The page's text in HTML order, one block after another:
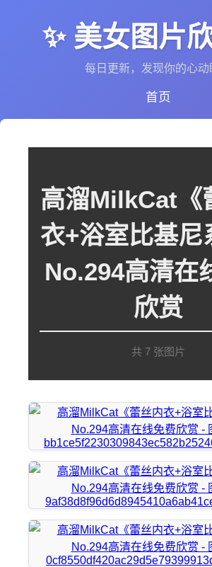
✨ 美女图片
每日更新，发现你的心动
首页
高溜MilkCat《
衣+浴室比基尼
No.294高清在
欣赏
共 7 张图片